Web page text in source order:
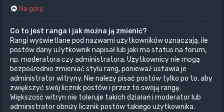
Na górę
Co to jest ranga i jak można ją zmienić?
Rangi wyświetlane pod nazwami użytkowników oznaczają, ile
postów dany użytkownik napisał lub jaki ma status na forum,
np. moderatora czy administratora. Użytkownicy nie mogą
bezpośrednio zmieniać stylu rang, ponieważ ustawia je
administrator witryny. Nie należy pisać postów tylko po to, aby
zwiększyć swój licznik postów i przez to swoją rangę.
Większość witryn nie toleruje takich działań i moderator lub
administrator obniży licznik postów takiego użytkownika.